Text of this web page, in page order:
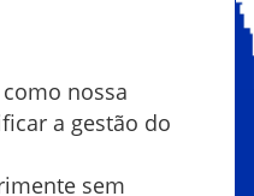
nossa
a gestão do
sem